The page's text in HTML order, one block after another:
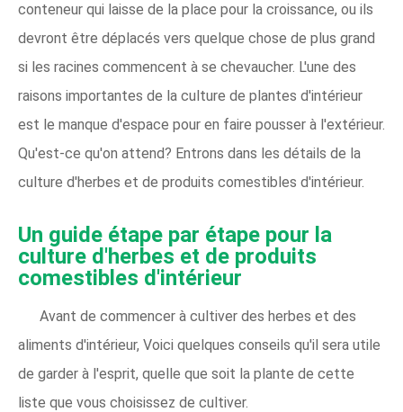
conteneur qui laisse de la place pour la croissance, ou ils
devront être déplacés vers quelque chose de plus grand
si les racines commencent à se chevaucher. L'une des
raisons importantes de la culture de plantes d'intérieur
est le manque d'espace pour en faire pousser à l'extérieur.
Qu'est-ce qu'on attend? Entrons dans les détails de la
culture d'herbes et de produits comestibles d'intérieur.
Un guide étape par étape pour la
culture d'herbes et de produits
comestibles d'intérieur
Avant de commencer à cultiver des herbes et des
aliments d'intérieur, Voici quelques conseils qu'il sera utile
de garder à l'esprit, quelle que soit la plante de cette
liste que vous choisissez de cultiver.